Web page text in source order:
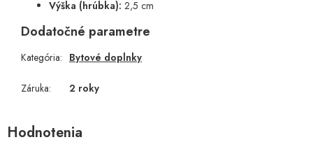
Výška (hrúbka): 2,5 cm
Dodatočné parametre
Kategória: Bytové doplnky
Záruka: 2 roky